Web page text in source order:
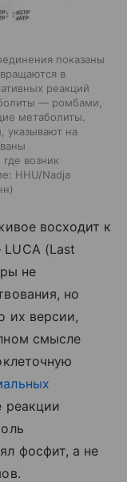
показаны
в
реакций
— ромбами,
метаболиты.
указывают на
возник
HHU/Nadja
восходит к
(Last
не
но
их версии,
смысле
реакции
фосфит, а не